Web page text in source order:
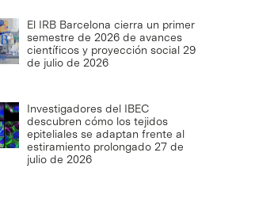
El IRB Barcelona cierra un primer
semestre de 2026 de avances
científicos y proyección social 29
de julio de 2026
Investigadores del IBEC
descubren cómo los tejidos
epiteliales se adaptan frente al
estiramiento prolongado 27 de
julio de 2026